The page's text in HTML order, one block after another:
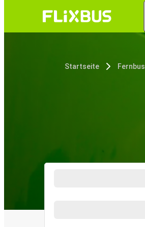
Startseite Fernbus